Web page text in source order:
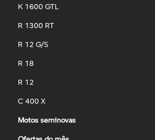
K 1600 GTL
R 1300 RT
R 12 G/S
R 18
R 12
C 400 X
Motos seminovas